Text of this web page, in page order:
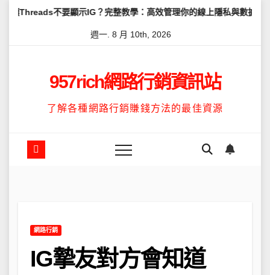
Skip示IG？完整教學：高效管理你的線上隱私與數據安全 怎麼讓
週一. 8 月 10th, 2026
957rich網路行銷資訊站
了解各種網路行銷賺錢方法的最佳資源
網路行銷
IG摯友對方會知道